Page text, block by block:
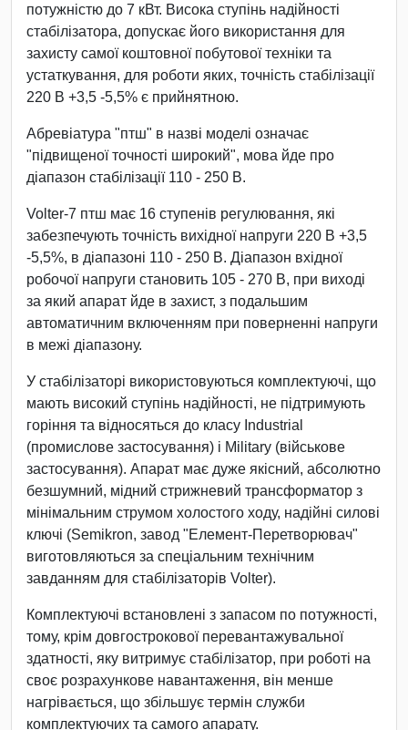
потужністю до 7 кВт. Висока ступінь надійності
стабілізатора, допускає його використання для
захисту самої коштовної побутової техніки та
устаткування, для роботи яких, точність стабілізації
220 В +3,5 -5,5% є прийнятною.
Абревіатура "птш" в назві моделі означає
"підвищеної точності широкий", мова йде про
діапазон стабілізації 110 - 250 В.
Volter-7 птш має 16 ступенів регулювання, які
забезпечують точність вихідної напруги 220 В +3,5
-5,5%, в діапазоні 110 - 250 В. Діапазон вхідної
робочої напруги становить 105 - 270 В, при виході
за який апарат йде в захист, з подальшим
автоматичним включенням при поверненні напруги
в межі діапазону.
У стабілізаторі використовуються комплектуючі, що
мають високий ступінь надійності, не підтримують
горіння та відносяться до класу Industrial
(промислове застосування) і Military (військове
застосування). Апарат має дуже якісний, абсолютно
безшумний, мідний стрижневий трансформатор з
мінімальним струмом холостого ходу, надійні силові
ключі (Semikron, завод "Елемент-Перетворювач"
виготовляються за спеціальним технічним
завданням для стабілізаторів Volter).
Комплектуючі встановлені з запасом по потужності,
тому, крім довгострокової перевантажувальної
здатності, яку витримує стабілізатор, при роботі на
своє розрахункове навантаження, він менше
нагрівається, що збільшує термін служби
комплектуючих та самого апарату.